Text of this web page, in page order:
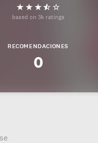
based on 3k ratings
RECOMENDACIONES
0